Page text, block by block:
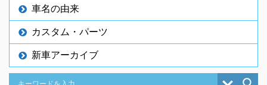
車名の由来
カスタム・パーツ
新車アーカイブ